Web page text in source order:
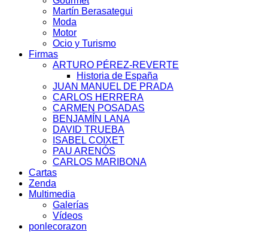
Martín Berasategui
Moda
Motor
Ocio y Turismo
Firmas
ARTURO PÉREZ-REVERTE
Historia de España
JUAN MANUEL DE PRADA
CARLOS HERRERA
CARMEN POSADAS
BENJAMÍN LANA
DAVID TRUEBA
ISABEL COIXET
PAU ARENÓS
CARLOS MARIBONA
Cartas
Zenda
Multimedia
Galerías
Vídeos
ponlecorazon